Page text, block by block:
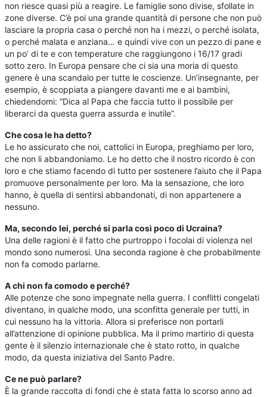
non riesce quasi più a reagire. Le famiglie sono divise, sfollate in
zone diverse. C’è poi una grande quantità di persone che non può
lasciare la propria casa o perché non ha i mezzi, o perché isolata,
o perché malata e anziana… e quindi vive con un pezzo di pane e
un po’ di te e con temperature che raggiungono i 16/17 gradi
sotto zero. In Europa pensare che ci sia una moria di questo
genere è una scandalo per tutte le coscienze. Un’insegnante, per
esempio, è scoppiata a piangere davanti me e ai bambini,
chiedendomi: “Dica al Papa che faccia tutto il possibile per
liberarci da questa guerra assurda e inutile”.
Che cosa le ha detto?
Le ho assicurato che noi, cattolici in Europa, preghiamo per loro,
che non li abbandoniamo. Le ho detto che il nostro ricordo è con
loro e che stiamo facendo di tutto per sostenere l’aiuto che il Papa
promuove personalmente per loro. Ma la sensazione, che loro
hanno, è quella di sentirsi abbandonati, di non appartenere a
nessuno.
Ma, secondo lei, perché si parla così poco di Ucraina?
Una delle ragioni è il fatto che purtroppo i focolai di violenza nel
mondo sono numerosi. Una seconda ragione è che probabilmente
non fa comodo parlarne.
A chi non fa comodo e perché?
Alle potenze che sono impegnate nella guerra. I conflitti congelati
diventano, in qualche modo, una sconfitta generale per tutti, in
cui nessuno ha la vittoria. Allora si preferisce non portarli
all’attenzione di opinione pubblica. Ma il primo martirio di questa
gente è il silenzio internazionale che è stato rotto, in qualche
modo, da questa iniziativa del Santo Padre.
Ce ne può parlare?
È la grande raccolta di fondi che è stata fatta lo scorso anno ad